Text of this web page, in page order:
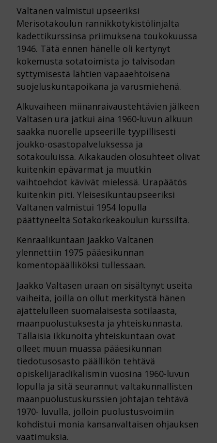
Valtanen valmistui upseeriksi
Merisotakoulun rannikkotykistölinjalta
kadettikurssinsa priimuksena toukokuussa
1946. Tätä ennen hänelle oli kertynyt
kokemusta sotatoimista jo talvisodan
syttymisestä lähtien vapaaehtoisena
suojeluskuntapoikana ja varusmiehenä.
Alkuvaiheen miinanraivaustehtävien jälkeen
Valtasen ura jatkui aina 1960-luvun alkuun
saakka nuorelle upseerille tyypillisesti
joukko-osastopalveluksessa ja
sotakouluissa. Aikakauden olosuhteet olivat
kuitenkin epävarmat ja muutkin
vaihtoehdot kävivät mielessä. Urapäätös
kuitenkin piti. Yleisesikuntaupseeriksi
Valtanen valmistui 1954 lopulla
päättyneeltä Sotakorkeakoulun kurssilta.
Kenraalikuntaan Jaakko Valtanen
ylennettiin 1975 pääesikunnan
komentopäälliköksi tullessaan.
Jaakko Valtasen uraan on sisältynyt useita
vaiheita, joilla on ollut merkitystä hänen
ajattelulleen suomalaisesta sotilaasta,
maanpuolustuksesta ja yhteiskunnasta.
Tällaisia ikkunoita yhteiskuntaan ovat
olleet muun muassa pääesikunnan
tiedotusosasto päällikön tehtävä
opiskelijaradikalismin vuosina 1960-luvun
lopulla ja sitä seurannut valtakunnallisten
maanpuolustuskurssien johtajan tehtävä
1970- luvulla, jolloin puolustusvoimiin
kohdistui monia kansanvaltaisen ohjauksen
vaatimuksia.